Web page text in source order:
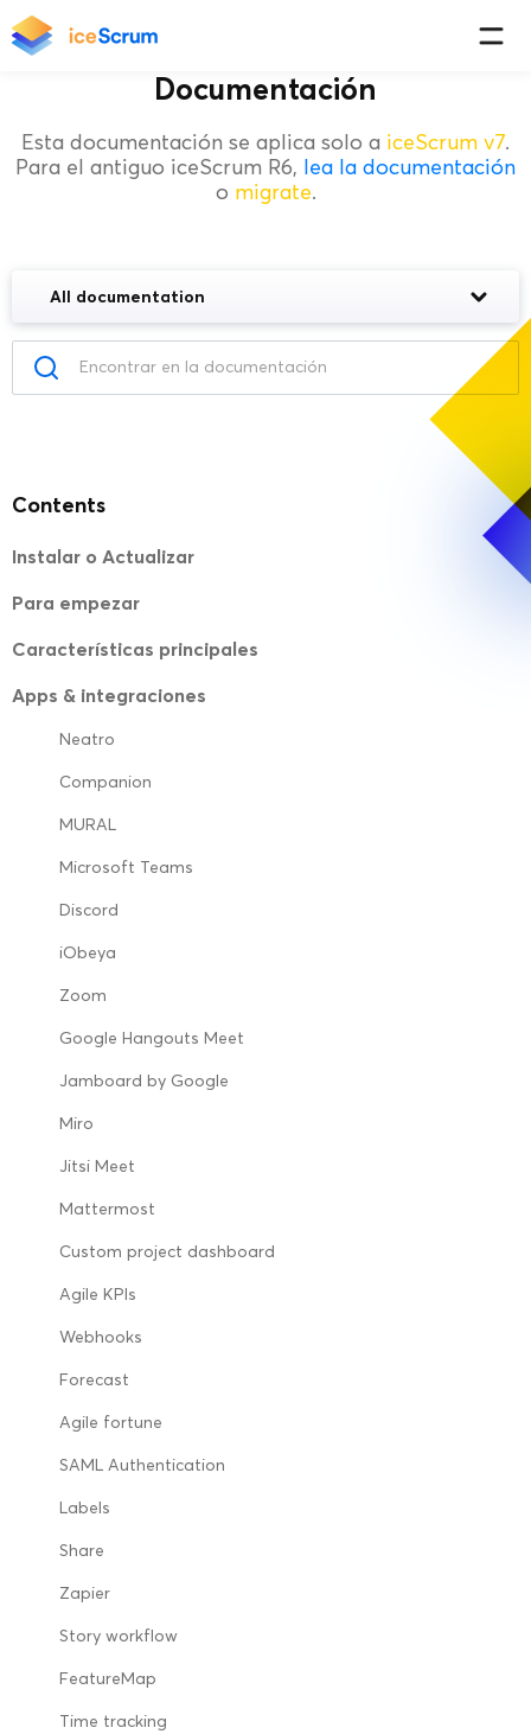
Documentación
Esta documentación se aplica solo a iceScrum v7.
Para el antiguo iceScrum R6, lea la documentación
o migrate.
All documentation
Contents
Instalar o Actualizar
Para empezar
Características principales
Apps & integraciones
Neatro
Companion
MURAL
Microsoft Teams
Discord
iObeya
Zoom
Google Hangouts Meet
Jamboard by Google
Miro
Jitsi Meet
Mattermost
Custom project dashboard
Agile KPIs
Webhooks
Forecast
Agile fortune
SAML Authentication
Labels
Share
Zapier
Story workflow
FeatureMap
Time tracking